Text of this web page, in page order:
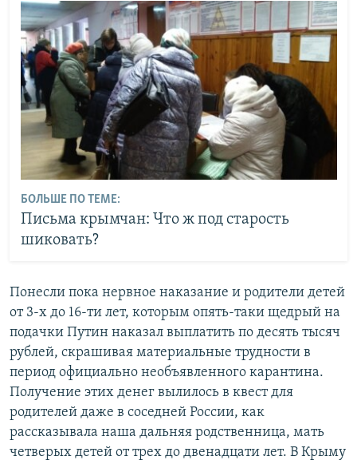
БОЛЬШЕ ПО ТЕМЕ:
Письма крымчан: Что ж под старость
шиковать?
Понесли пока нервное наказание и родители детей
от 3-х до 16-ти лет, которым опять-таки щедрый на
подачки Путин наказал выплатить по десять тысяч
рублей, скрашивая материальные трудности в
период официально необъявленного карантина.
Получение этих денег вылилось в квест для
родителей даже в соседней России, как
рассказывала наша дальняя родственница, мать
четверых детей от трех до двенадцати лет. В Крыму